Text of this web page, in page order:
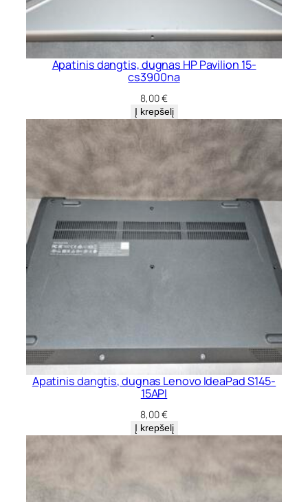
Apatinis dangtis, dugnas HP Pavilion 15-
cs3900na
8,00€
Į krepšelį
Apatinis dangtis, dugnas Lenovo IdeaPad S145-
15API
8,00€
Į krepšelį